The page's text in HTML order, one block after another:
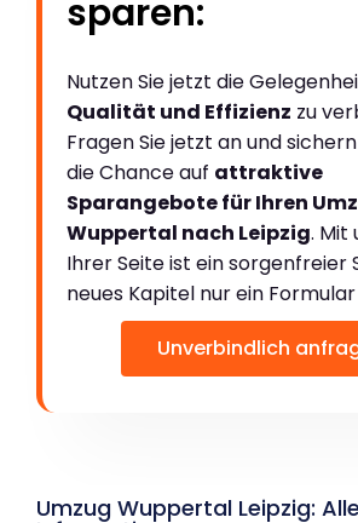
sparen:
Nutzen Sie jetzt die
Qualität und Effizienz zu
Fragen Sie jetzt an und
die Chance auf attraktive
Sparangebote für Ihren
Wuppertal nach Leipzig. Mit
Ihrer Seite ist ein sorgenfreier
neues Kapitel nur ein
Unverbindlich
Umzug Wuppertal Leipzig: Alle